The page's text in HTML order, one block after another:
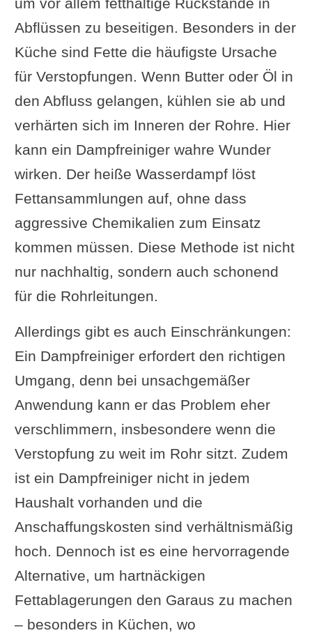
Abflüssen zu beseitigen. Besonders in der
Küche sind Fette die häufigste Ursache
für Verstopfungen. Wenn Butter oder Öl in
den Abfluss gelangen, kühlen sie ab und
verhärten sich im Inneren der Rohre. Hier
kann ein Dampfreiniger wahre Wunder
wirken. Der heiße Wasserdampf löst
Fettansammlungen auf, ohne dass
aggressive Chemikalien zum Einsatz
kommen müssen. Diese Methode ist nicht
nur nachhaltig, sondern auch schonend
für die Rohrleitungen.
Allerdings gibt es auch Einschränkungen:
Ein Dampfreiniger erfordert den richtigen
Umgang, denn bei unsachgemäßer
Anwendung kann er das Problem eher
verschlimmern, insbesondere wenn die
Verstopfung zu weit im Rohr sitzt. Zudem
ist ein Dampfreiniger nicht in jedem
Haushalt vorhanden und die
Anschaffungskosten sind verhältnismäßig
hoch. Dennoch ist es eine hervorragende
Alternative, um hartnäckigen
Fettablagerungen den Garaus zu machen
– besonders in Küchen, wo